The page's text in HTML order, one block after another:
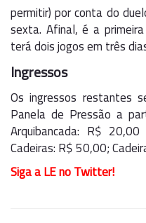
permitir) por conta do
sexta. Afinal, é a
terá dois jogos em três
Ingressos
Os ingressos restantes
Panela de Pressão a
Arquibancada: R$
Cadeiras: R$ 50,00;
Siga a LE no Twitter!